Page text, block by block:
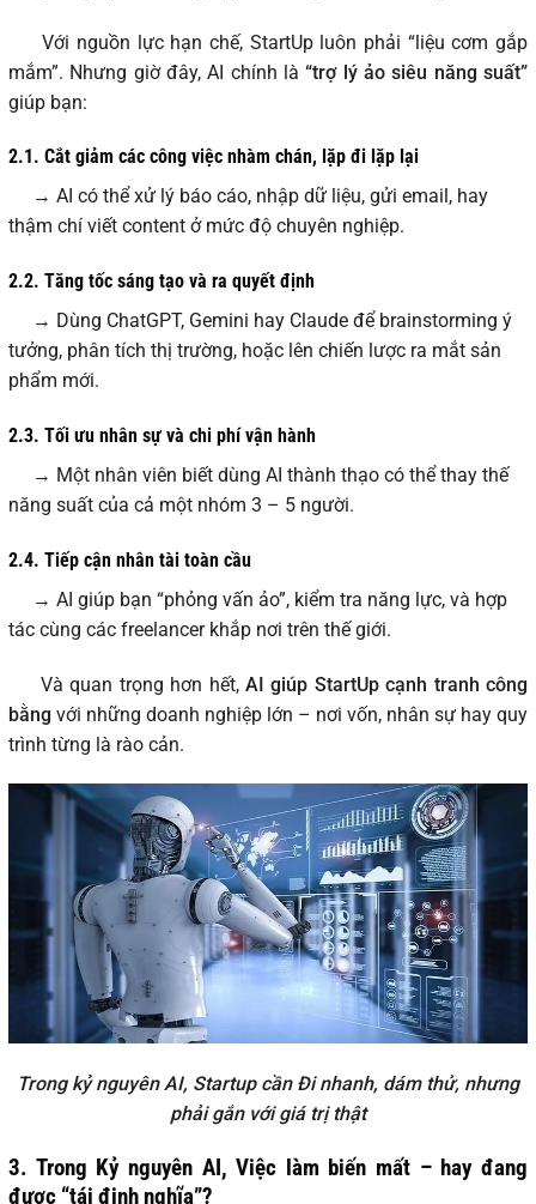
Với nguồn lực hạn chế, StartUp luôn phải “liệu cơm gắp
mắm”. Nhưng giờ đây, AI chính là“trợ lý ảo siêu năng suất”
giúp bạn:
2.1. Cắt giảm các công việc nhàm chán, lặp đi lặp lại
→ AI có thể xử lý báo cáo, nhập dữ liệu, gửi email, hay
thậm chí viết content ở mức độ chuyên nghiệp.
2.2. Tăng tốc sáng tạo và ra quyết định
→ Dùng ChatGPT, Gemini hay Claude để brainstorming ý
tưởng, phân tích thị trường, hoặc lên chiến lược ra mắt sản
phẩm mới.
2.3. Tối ưu nhân sự và chi phí vận hành
→ Một nhân viên biết dùng AI thành thạo có thể thay thế
năng suất của cả một nhóm 3 – 5 người.
2.4. Tiếp cận nhân tài toàn cầu
→ AI giúp bạn “phỏng vấn ảo”, kiểm tra năng lực, và hợp
tác cùng các freelancer khắp nơi trên thế giới.
Và quan trọng hơn hết, AI giúp StartUp cạnh tranh công
bằng với những doanh nghiệp lớn – nơi vốn, nhân sự hay quy
trình từng là rào cản.
Trong kỷ nguyên AI, Startup cần Đi nhanh, dám thử, nhưng
phải gắn với giá trị thật
3. Trong Kỷ nguyên AI, Việc làm biến mất – hay đang
được “tái định nghĩa”?